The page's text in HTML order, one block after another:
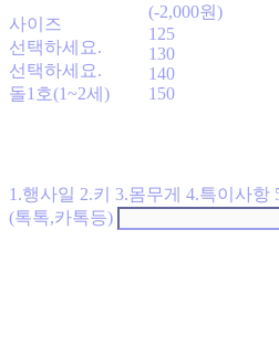
사이즈
선택하세요.
선택하세요.
돌1호(1~2세)
(-2,000원)
125
130
140
150
1.행사일 2.키 3.몸무게 4.특이사항
(톡톡,카톡등)